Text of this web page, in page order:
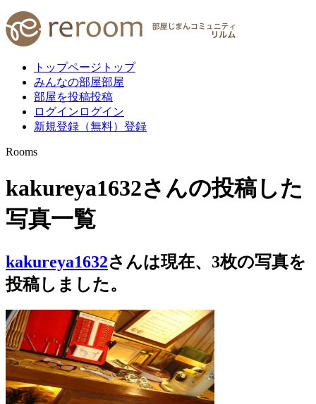
トップページ トップ
みんなの部屋部屋
部屋を投稿投稿
ログイン ログイン
新規登録（無料） 登録
Rooms
kakureya1632さんの投稿した
写真一覧
kakureya1632さんは現在、 3枚の写真を
投稿しました。